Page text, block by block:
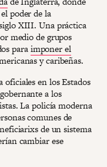
poder de la
XIII. Una práctica
medio de grupos
paraimponer el
y caribeñas.
en los Estados
a los
La policía moderna
comunes de
de un sistema
cambiar ese